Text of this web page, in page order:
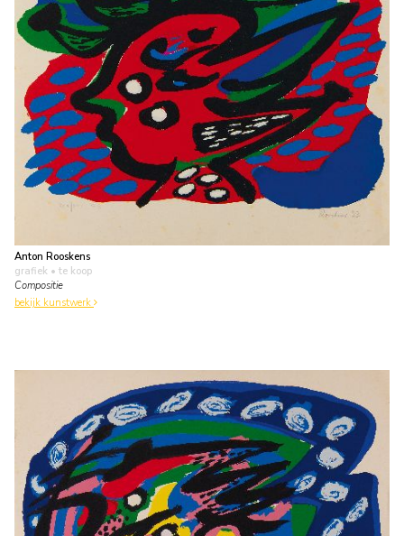
Anton Rooskens
grafiek • te koop
Compositie
bekijk kunstwerk